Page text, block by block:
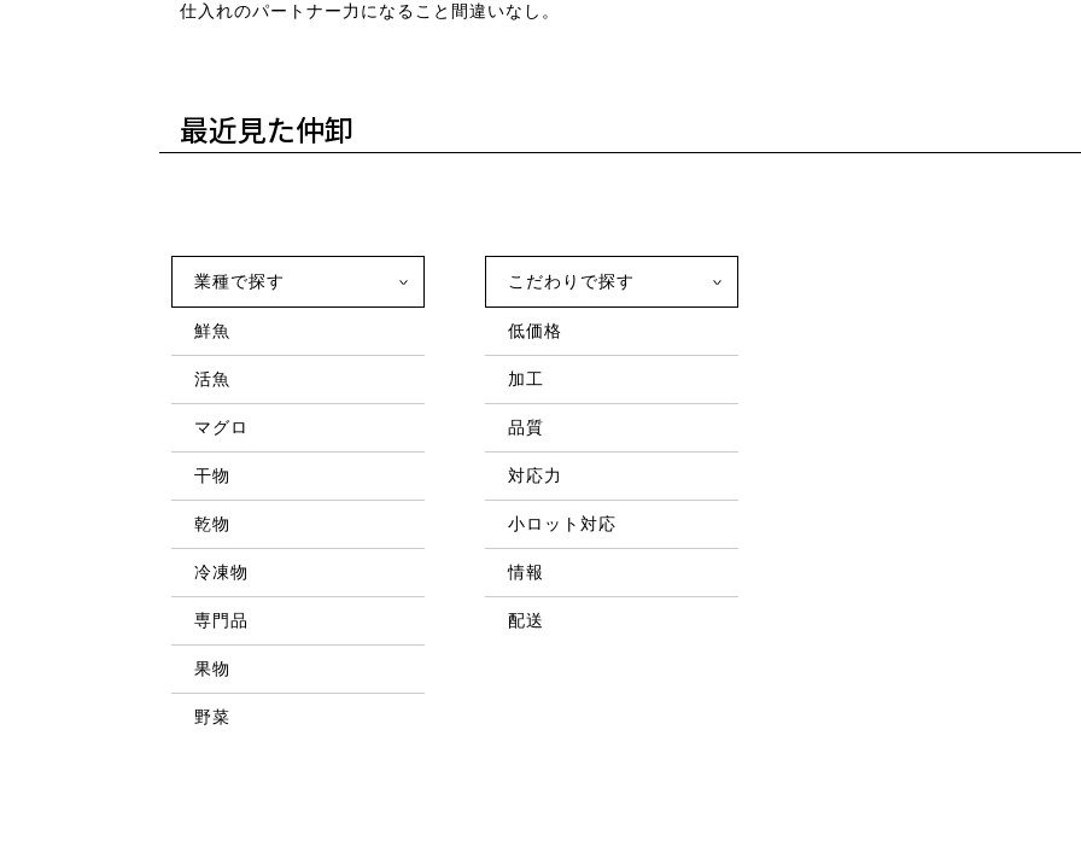
仕入れのパートナー力になること間違いなし。
最近見た仲卸
業種で探す
鮮魚
活魚
マグロ
干物
乾物
冷凍物
専門品
果物
野菜
こだわりで探す
低価格
加工
品質
対応力
小ロット対応
情報
配送